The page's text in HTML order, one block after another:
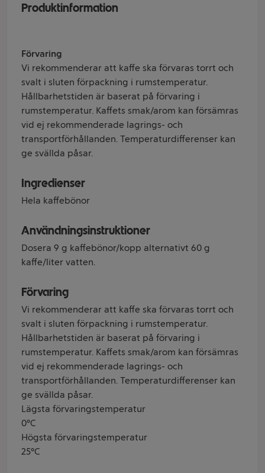
Produktinformation
Förvaring
Vi rekommenderar att kaffe ska förvaras torrt och
svalt i sluten förpackning i rumstemperatur.
Hållbarhetstiden är baserat på förvaring i
rumstemperatur. Kaffets smak/arom kan försämras
vid ej rekommenderade lagrings- och
transportförhållanden. Temperaturdifferenser kan
ge svällda påsar.
Ingredienser
Hela kaffebönor
Användningsinstruktioner
Dosera 9 g kaffebönor/kopp alternativt 60 g
kaffe/liter vatten.
Förvaring
Vi rekommenderar att kaffe ska förvaras torrt och
svalt i sluten förpackning i rumstemperatur.
Hållbarhetstiden är baserat på förvaring i
rumstemperatur. Kaffets smak/arom kan försämras
vid ej rekommenderade lagrings- och
transportförhållanden. Temperaturdifferenser kan
ge svällda påsar.
Lägsta förvaringstemperatur
0°C
Högsta förvaringstemperatur
25°C